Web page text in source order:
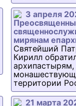
3 апреля
мирянам
Святейший
Кирилл
территории
21 марта